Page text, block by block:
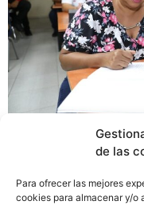
de las
Para ofrecer las mejores
cookies para almacenar y/o
El Instituto Nacional
Capacitación para el
mediante un equipo
de las áreas de